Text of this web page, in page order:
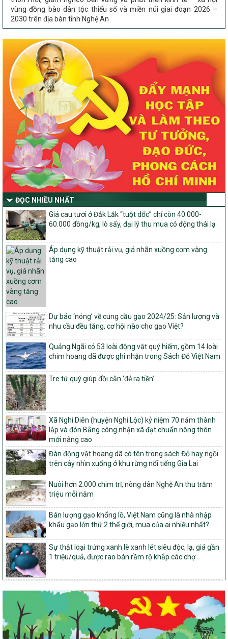
vùng đồng bào dân tộc thiểu số và miền núi giai đoạn 2026 –
2030 trên địa bàn tỉnh Nghệ An
Chỉ Thị số 22-CT/TU
về đẩy mạnh thực hiện Chương trình mục tiêu quốc gia xây dựng
nông thôn mới, giảm nghèo bền vững và phát triển kinh tế – xã
hội vùng đồng bào dân tộc thiểu số và miền núi giai đoạn 2026 –
2030 trên địa bàn tỉnh Nghệ An
Quyết định số 2490/QĐ-UBND
Về việc thành lập Ban Chỉ đạo Chương trình mục tiều quốc gia xây
dựng nông thôn mới, giảm nghèo bền vững và phát triển kinh tế –
xã hội vùng đồng bào dân tộc thiểu số và miền núi giai đoạn 2026
-2030 tỉnh Nghệ An
Thông tư Số 23/2026/TT-BNNMT
Thông tư Hướng dẫn thực hiện một số nội dung Chương trình
mục tiêu quốc gia xây dựng nông thôn mới, giảm nghèo bền
vững và phát triển kinh tế – xã hội vùng đồng bào dân tộc thiểu
số và miền núi giai đoạn 2026-2030 thuộc phạm vi quản lý nhà
nước của Bộ Nông nghiệp và Môi trường
Quyết định số: 26/2026/QĐ-TTg
Quyết định ban hành Bộ tiêu chí và quy trình đánh giá, phân hạng
sản phẩm Mỗi xã một sản phẩm
số: 19/2026/QĐ-TTg
Quy định điều kiện, trình tự, thủ tục, hồ sơ xét, công nhận, công bố
và thu hồi quyết định công nhận xã đạt chuẩn nông thôn mới, xã
đạt nông thôn mới hiện đại và tỉnh, thành phố hoàn thành nhiệm
vụ xây dựng nông thôn mới giai đoạn 2026 – 2030
Quyết định số 16/2026/QĐ-TTg
Quy định nguyên tắc, tiêu chí, định mức phân bổ ngân sách trung
ương và tỉ lệ vốn đối ứng ngân sách của địa phương thực hiện
Chương trình mục tiêu quốc gia xây dựng nông thôn mới, giảm
nghèo bền vững và phát triển kinh tế – xã hội vùng đồng bào dân
tộc thiểu số và miền núi giai đoạn 2026 – 2030
1451/QĐ-UBND
Phê duyệt danh sách các xã thuộc nhóm 1, nhóm 2, nhóm 3
trong xây dựng nông thôn mới giai đoạn 2026-2030 trên địa bàn
tỉnh Nghệ An
103/PTNT-NTM
Về việc đăng ký thực hiện Dự án liên kết theo chuỗi giá trị thuộc
Dự án 2 – Chương trình Mục tiêu quốc gia Giảm nghèo bền vững
giai đoạn 2021-2025 được kéo dài sang năm 2026
827/QĐ-BNNMT
Quyết định Ban hành Kế hoạch triển khai thực hiện Chương trình
mục tiêu quốc gia xây dựng nông thôn mới, giảm nghèo bền
vững và phát triển kinh tế – xã hội vùng đồng bào dân tộc thiểu
số và miền núi giai đoạn 2026-2035, giai đoạn I: Từ năm 2026
đến năm 2030
14/2026/TT-BNNMT
Hướng dẫn thực hiện một số nội dung tiêu chí, điều kiện thuộc Bộ
tiêu chí quốc gia về nông thôn mới giai đoạn 2026 – 2030 thuộc
phạm vi quản lý nhà nước của Bộ Nông nghiệp và Môi trường
417/QĐ-BNNMT
Phê duyệt Chương trình mục tiêu quốc gia xây dựng nông thôn
mới, giảm nghèo bền vững và phát triển kinh tế – xã hội vùng
đoạn I: Từ năm 2026 đến năm 2030
Nghị quyết số 08/2026/NQ-HĐND
Quy định nguyên tắc, tiêu chí, định mức phân bổ ngân sách trung
ương thực hiện Chương trình mục tiêu quốc gia xây dựng nông
ĐỌC NHIỀU NHẤT
Giá cau tươi ở Đắk Lắk “tuột dốc” chỉ còn 40.000-
60.000 đồng/kg, lò sấy, đại lý thu mua có động thái lạ
Áp dụng kỹ thuật rải vụ, giá nhãn xuồng cơm vàng
tăng cao
Dự báo ‘nóng’ về cung cầu gạo 2024/25: Sản lượng và
nhu cầu đều tăng, cơ hội nào cho gạo Việt?
Quảng Ngãi có 53 loài động vật quý hiếm, gồm 14 loài
chim hoang dã được ghi nhận trong Sách Đỏ Việt Nam
Tre tứ quý giúp đồi cằn ‘đẻ ra tiền’
Xã Nghi Diên (huyện Nghi Lộc) kỷ niệm 70 năm thành
lập và đón Bằng công nhận xã đạt chuẩn nông thôn
mới nâng cao
Đàn động vật hoang dã có tên trong sách Đỏ hay ngồi
trên cây nhìn xuống ở khu rừng nổi tiếng Gia Lai
Nuôi hơn 2.000 chim trĩ, nông dân Nghệ An thu trăm
triệu mỗi năm
Bán lượng gạo khổng lồ, Việt Nam cũng là nhà nhập
khẩu gạo lớn thứ 2 thế giới, mua của ai nhiều nhất?
Sự thật loại trứng xanh lè xanh lét siêu độc, lạ, giá gần
1 triệu/quả, được rao bán rầm rộ khắp các chợ